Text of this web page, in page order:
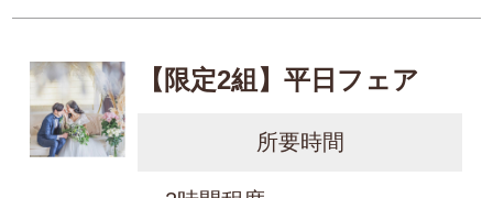
【限定2組】平日フェア
所要時間